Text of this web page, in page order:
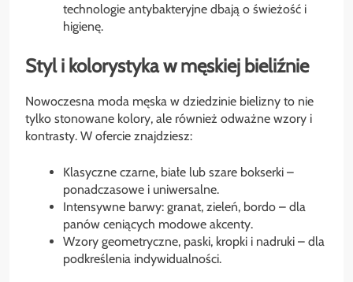
technologie antybakteryjne dbają o świeżość i
higienę.
Styl i kolorystyka w męskiej bieliźnie
Nowoczesna moda męska w dziedzinie bielizny to nie
tylko stonowane kolory, ale również odważne wzory i
kontrasty. W ofercie znajdziesz:
Klasyczne czarne, białe lub szare bokserki –
ponadczasowe i uniwersalne.
Intensywne barwy: granat, zieleń, bordo – dla
panów ceniących modowe akcenty.
Wzory geometryczne, paski, kropki i nadruki – dla
podkreślenia indywidualności.